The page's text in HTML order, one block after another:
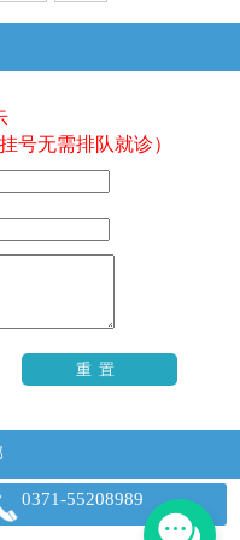
号无需排队就诊）
0371-55208989